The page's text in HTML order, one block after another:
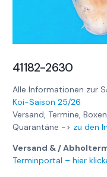
41182-2630
Alle Informationen zur
Koi-Saison 25/26
Versand, Termine,
Quarantäne -> zu den
Versand & /
Terminportal – hier